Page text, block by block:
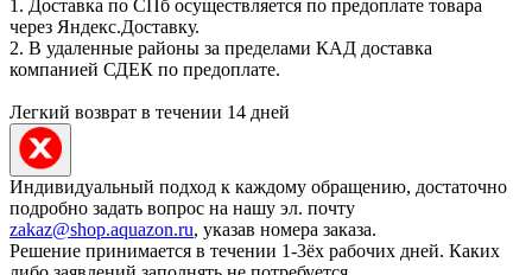
1. Доставка по СПб осуществляется по предоплате товара
через Яндекс.Доставку.
2. В удаленные районы за пределами КАД доставка
компанией СДЕК по предоплате.
Легкий возврат в течении 14 дней
Индивидуальный подход к каждому обращению, достаточно
подробно задать вопрос на нашу эл. почту
zakaz@shop.aquazon.ru, указав номера заказа.
Решение принимается в течении 1-3ёх рабочих дней. Каких